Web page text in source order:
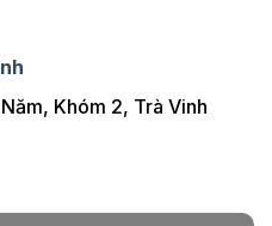
Khóm 2, Trà Vinh